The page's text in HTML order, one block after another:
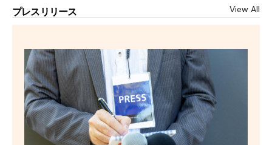
プレスリリース View All